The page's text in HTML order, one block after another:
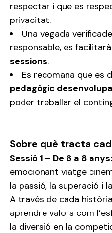
respectar i que es
privacitat.
Una vegada
responsable, es
sessions.
Es recomana que es
pedagògic
poder treballar el
Sobre què tracta
Sessió 1 – De 6 a 8 anys:
emocionant viatge
la passió, la superació i
A través de cada
aprendre valors com
la diversió en la